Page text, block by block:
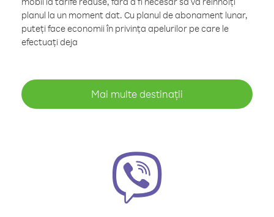
planul la un moment dat. Cu planul de abonament lunar,
puteți face economii în privința apelurilor pe care le
efectuați deja
Mai multe destinații